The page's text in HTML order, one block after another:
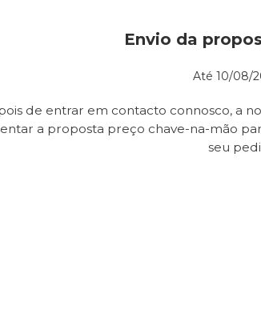
Envio da
Até 10/08/
de entrar em contacto connosco, a
a proposta preço chave-na-mão
seu